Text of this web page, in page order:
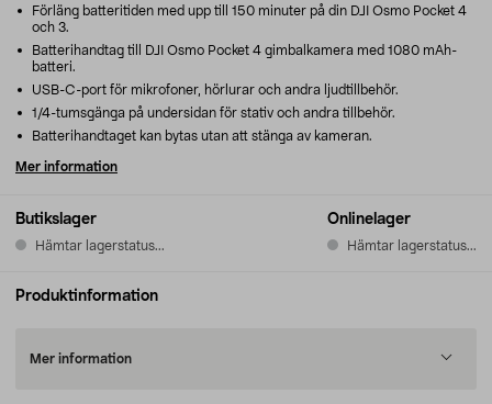
Butikslager
Hämtar lagerstatus...
Onlinelager
Hämtar lagerstatus...
Förläng batteritiden med upp till 150 minuter på din DJI Osmo Pocket 4
och 3.
Batterihandtag till DJI Osmo Pocket 4 gimbalkamera med 1080 mAh-
batteri.
USB-C-port för mikrofoner, hörlurar och andra ljudtillbehör.
1/4-tumsgänga på undersidan för stativ och andra tillbehör.
Batterihandtaget kan bytas utan att stänga av kameran.
Mer information
Produktinformation
Mer information